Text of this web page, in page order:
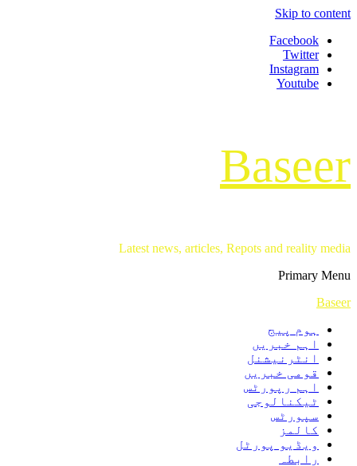
Skip to content
Facebook
Twitter
Instagram
Youtube
Baseer
Latest news, articles, Repots and reality media
Primary Menu
Baseer
ہوم پیج
اہم خبریں
انٹرنیشنل
قومی خبریں
اہم رپورٹس
ٹیکنالوجی
سپورٹس
کالمز
ویڈیو پورٹل
رابطہ